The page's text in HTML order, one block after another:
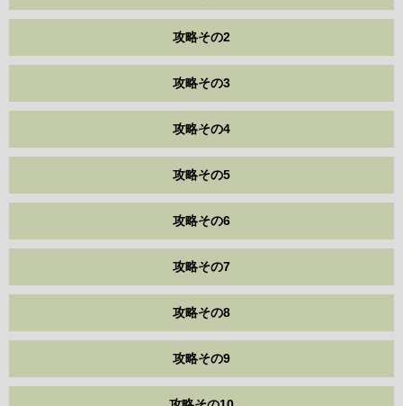
攻略その2
攻略その3
攻略その4
攻略その5
攻略その6
攻略その7
攻略その8
攻略その9